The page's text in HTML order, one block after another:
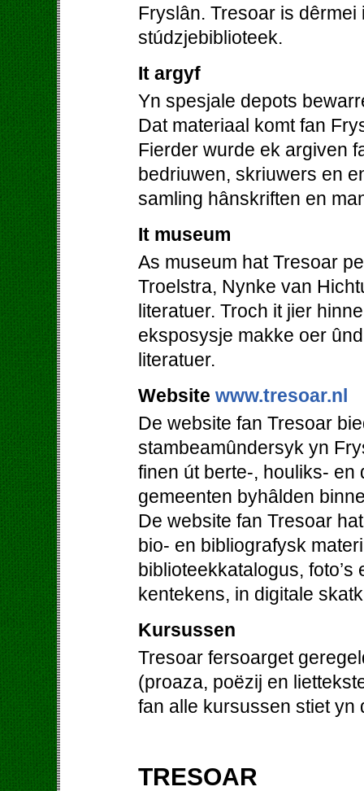
Fryslân. Tresoar is
stúdzjebiblioteek.
It argyf
Yn spesjale depots
Dat materiaal komt fan
Fierder wurde ek argiven
bedriuwen, skriuwers en
samling hânskriften en
It museum
As museum hat Tresoar
Troelstra, Nynke van
literatuer. Troch it jier
eksposysje makke oer
literatuer.
Website www.tresoar.nl
De website fan Tresoar
stambeamûndersyk yn
finen út berte-, houliks- en
gemeenten byhâlden
De website fan Tresoar
bio- en bibliografysk
biblioteekkatalogus,
kentekens, in digitale
Kursussen
Tresoar fersoarget
(proaza, poëzij en
fan alle kursussen stiet yn
TRESOAR